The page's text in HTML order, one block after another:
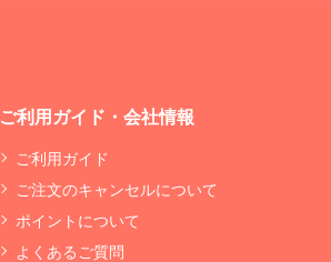
ご利用ガイド・会社情報
ご利用ガイド
ご注文のキャンセルについて
ポイントについて
よくあるご質問